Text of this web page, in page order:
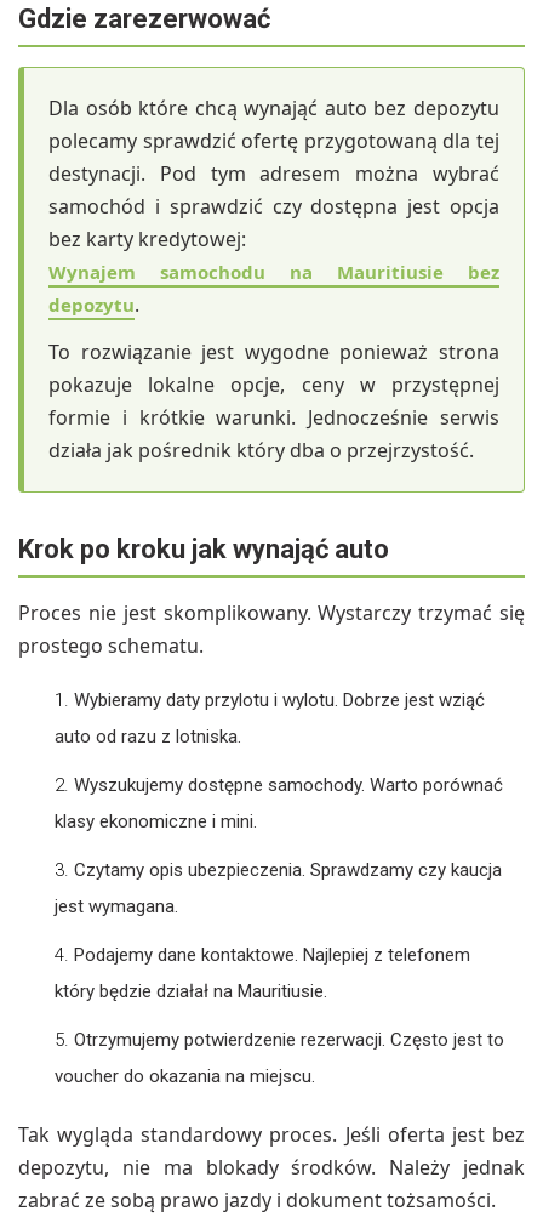
Gdzie zarezerwować
Dla osób które chcą wynająć auto bez depozytu
polecamy sprawdzić ofertę przygotowaną dla tej
destynacji. Pod tym adresem można wybrać
samochód i sprawdzić czy dostępna jest opcja
bez karty kredytowej:
Wynajem samochodu na Mauritiusie bez
depozytu.
To rozwiązanie jest wygodne ponieważ strona
pokazuje lokalne opcje, ceny w przystępnej
formie i krótkie warunki. Jednocześnie serwis
działa jak pośrednik który dba o przejrzystość.
Krok po kroku jak wynająć auto
Proces nie jest skomplikowany. Wystarczy trzymać się
prostego schematu.
Wybieramy daty przylotu i wylotu. Dobrze jest wziąć
auto od razu z lotniska.
Wyszukujemy dostępne samochody. Warto porównać
klasy ekonomiczne i mini.
Czytamy opis ubezpieczenia. Sprawdzamy czy kaucja
jest wymagana.
Podajemy dane kontaktowe. Najlepiej z telefonem
który będzie działał na Mauritiusie.
Otrzymujemy potwierdzenie rezerwacji. Często jest to
voucher do okazania na miejscu.
Tak wygląda standardowy proces. Jeśli oferta jest bez
depozytu, nie ma blokady środków. Należy jednak
zabrać ze sobą prawo jazdy i dokument tożsamości.